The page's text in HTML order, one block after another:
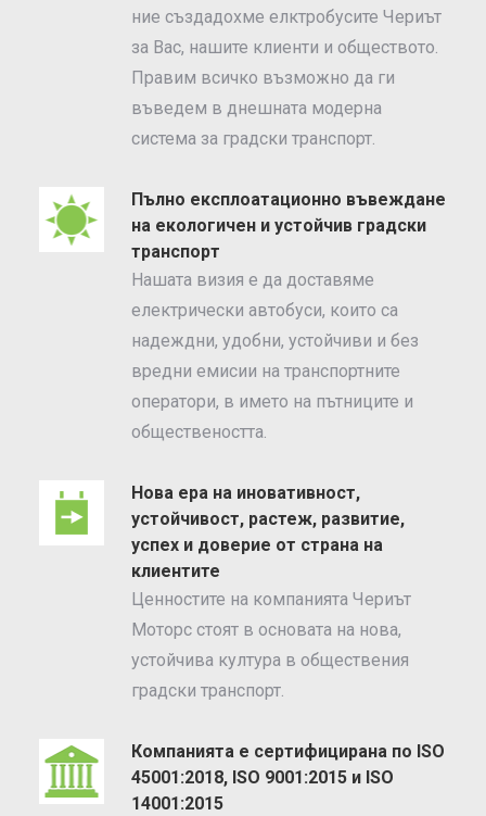
ние създадохме елктробусите Чериът
за Вас, нашите клиенти и обществото.
Правим всичко възможно да ги
въведем в днешната модерна
система за градски транспорт.
Пълно експлоатационно въвеждане
на екологичен и устойчив градски
транспорт
Нашата визия е да доставяме
електрически автобуси, които са
надеждни, удобни, устойчиви и без
вредни емисии на транспортните
оператори, в името на пътниците и
обществеността.
Нова ера на иновативност,
устойчивост, растеж, развитие,
успех и доверие от страна на
клиентите
Ценностите на компанията Чериът
Моторс стоят в основата на нова,
устойчива култура в обществения
градски транспорт.
Компанията е сертифицирана по ISO
45001:2018, ISO 9001:2015 и ISO
14001:2015